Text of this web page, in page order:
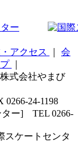
アクセス
会
式会社やまび
24-1198
ター] TEL 0266-